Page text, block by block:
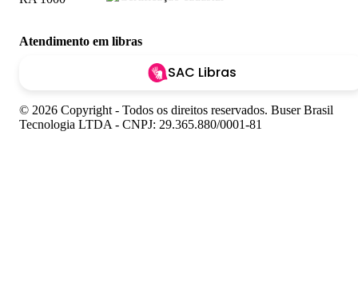
Atendimento em libras
SAC Libras
© 2026 Copyright - Todos os direitos reservados. Buser Brasil
Tecnologia LTDA - CNPJ: 29.365.880/0001-81